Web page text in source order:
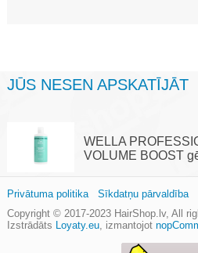
JŪS NESEN APSKATĪJĀT
WELLA
VOLUME BOOST
Copyright © 2017-2023 HairShop.lv, All
Izstrādāts Loyaty.eu, izmantojot
Privātuma politika Sīkdatņu pārvaldība